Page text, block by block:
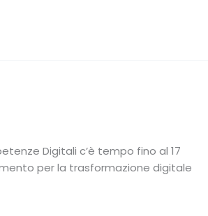
Digitali c’è tempo fino al 17
per la trasformazione digitale